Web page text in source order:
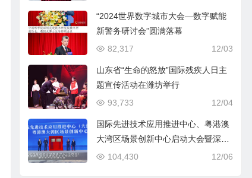
“2024世界数字城市大会—数字赋能
新警务研讨会”圆满落幕
12/03
82,317
山东省“生命的怒放”国际残疾人日主
题宣传活动在潍坊举行
12/04
93,733
国际先进技术应用推进中心、粤港澳
大湾区场景创新中心启动大会暨深海
产业发展大会在广州南沙举行
12/06
104,430